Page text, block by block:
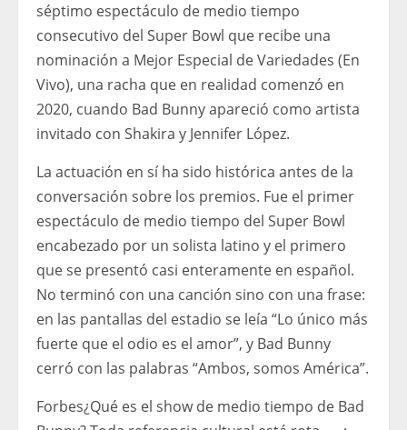
séptimo espectáculo de medio tiempo
consecutivo del Super Bowl que recibe una
nominación a Mejor Especial de Variedades (En
Vivo), una racha que en realidad comenzó en
2020, cuando Bad Bunny apareció como artista
invitado con Shakira y Jennifer López.
La actuación en sí ha sido histórica antes de la
conversación sobre los premios. Fue el primer
espectáculo de medio tiempo del Super Bowl
encabezado por un solista latino y el primero
que se presentó casi enteramente en español.
No terminó con una canción sino con una frase:
en las pantallas del estadio se leía “Lo único más
fuerte que el odio es el amor”, y Bad Bunny
cerró con las palabras “Ambos, somos América”.
Forbes¿Qué es el show de medio tiempo de Bad